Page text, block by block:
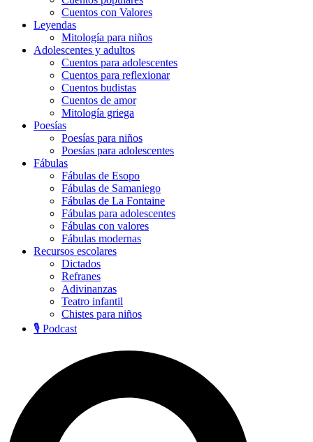
Cuentos con Valores
Leyendas
Mitología para niños
Adolescentes y adultos
Cuentos para adolescentes
Cuentos para reflexionar
Cuentos budistas
Cuentos de amor
Mitología griega
Poesías
Poesías para niños
Poesías para adolescentes
Fábulas
Fábulas de Esopo
Fábulas de Samaniego
Fábulas de La Fontaine
Fábulas para adolescentes
Fábulas con valores
Fábulas modernas
Recursos escolares
Dictados
Refranes
Adivinanzas
Teatro infantil
Chistes para niños
🎙️ Podcast